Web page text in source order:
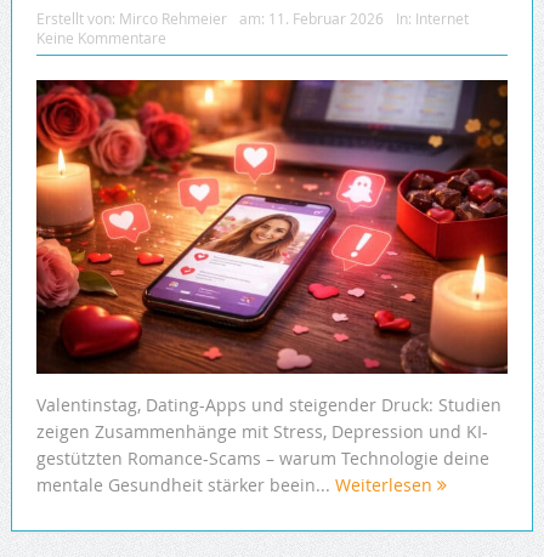
Erstellt von: Mirco Rehmeier am: 11. Februar 2026 In: Internet
Keine Kommentare
Valentinstag, Dating-Apps und steigender Druck: Studien
zeigen Zusammenhänge mit Stress, Depression und KI-
gestützten Romance-Scams – warum Technologie deine
mentale Gesundheit stärker beein... Weiterlesen